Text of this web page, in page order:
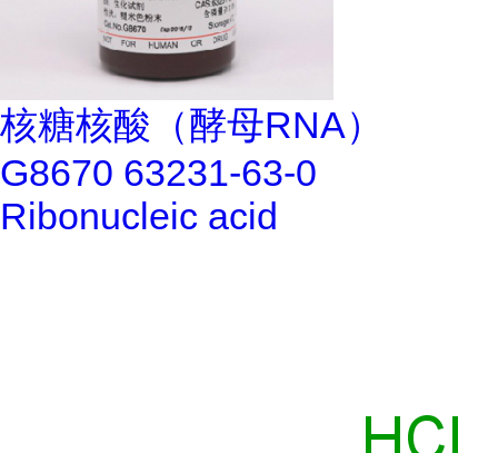
核糖核酸（酵母RNA）
G8670 63231-63-0
Ribonucleic acid